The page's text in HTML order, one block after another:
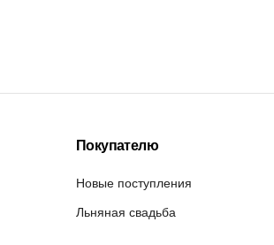
Покупателю
Новые поступления
Льняная свадьба